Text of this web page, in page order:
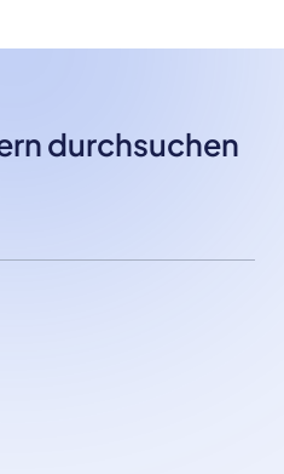
durchsuchen